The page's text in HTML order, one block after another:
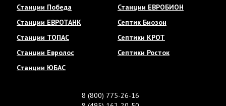
Станции Победа
Станции ЕВРОТАНК
Станции ТОПАС
Станции Евролос
Станции ЮБАС
Станции ЕВРОБИОН
Септик Биозон
Септики КРОТ
Септики Росток
8 (800) 775-26-16